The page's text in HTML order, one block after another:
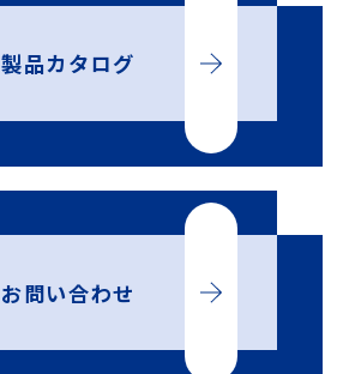
製品カタログ
お問い合わせ